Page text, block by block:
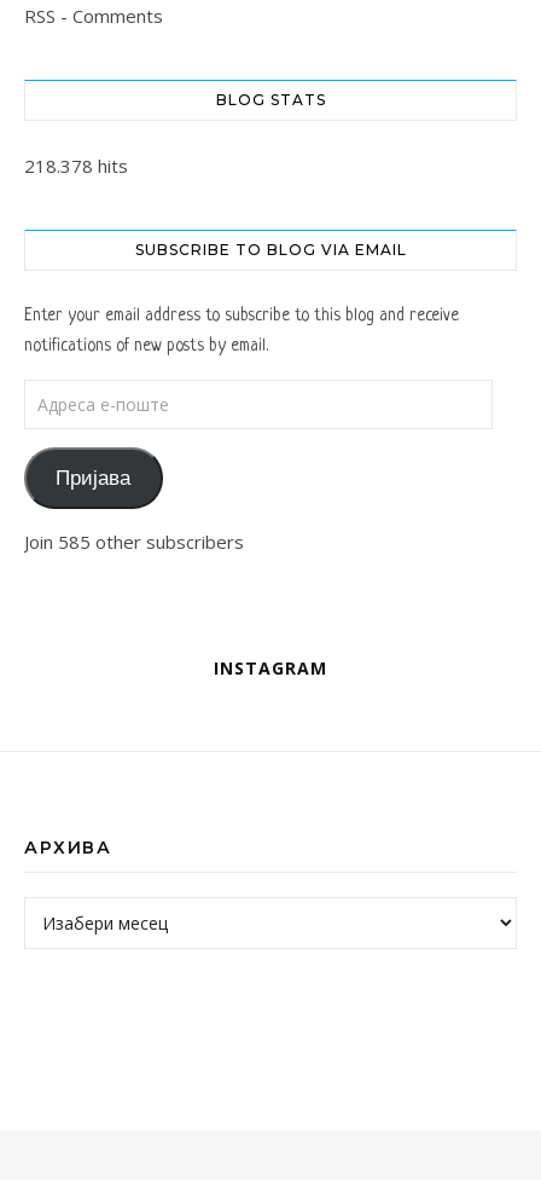
RSS - Comments
BLOG STATS
218.378 hits
SUBSCRIBE TO BLOG VIA EMAIL
Enter your email address to subscribe to this blog and receive
notifications of new posts by email.
Пријава
Join 585 other subscribers
INSTAGRAM
АРХИВА
Архива